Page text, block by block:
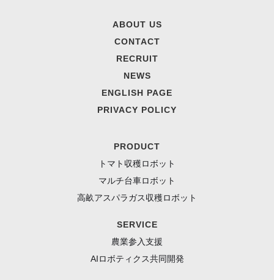
ABOUT US
CONTACT
RECRUIT
NEWS
ENGLISH PAGE
PRIVACY POLICY
PRODUCT
トマト収穫ロボット
マルチ台車ロボット
高畝アスパラガス収穫ロボット
SERVICE
農業参入支援
AIロボティクス共同開発